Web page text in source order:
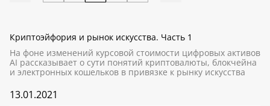
Криптоэйфория и рынок искусства. Часть 1
На фоне изменений курсовой стоимости цифровых активов
AI рассказывает о сути понятий криптовалюты, блокчейна
и электронных кошельков в привязке к рынку искусства
13.01.2021